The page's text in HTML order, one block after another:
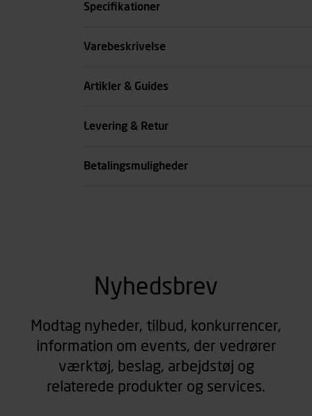
Specifikationer
Størrelse
Varebeskrivelse
Artikler & Guides
Levering & Retur
Betalingsmuligheder
Nyhedsbrev
Modtag nyheder, tilbud, konkurrencer,
information om events, der vedrører
værktøj, beslag, arbejdstøj og
relaterede produkter og services.